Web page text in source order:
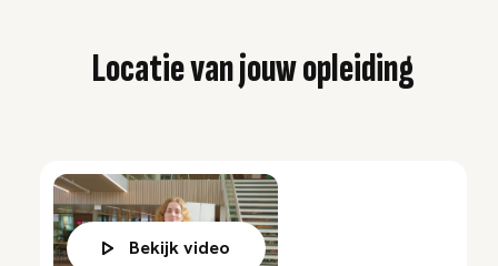
Locatie van jouw opleiding
Bekijk video